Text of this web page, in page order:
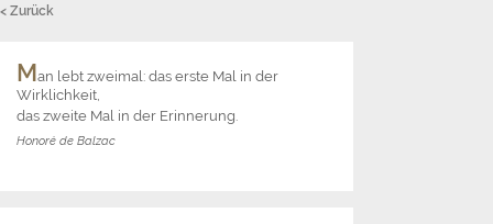
< Zurück
Man lebt zweimal: das erste Mal in der
Wirklichkeit,
das zweite Mal in der Erinnerung.
Honoré de Balzac